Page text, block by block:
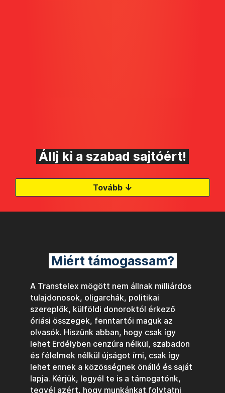
Állj ki a szabad sajtóért!
Tovább ↓
Miért támogassam?
A Transtelex mögött nem állnak milliárdos
tulajdonosok, oligarchák, politikai
szereplők, külföldi donoroktól érkező
óriási összegek, fenntartói maguk az
olvasók. Hiszünk abban, hogy csak így
lehet Erdélyben cenzúra nélkül, szabadon
és félelmek nélkül újságot írni, csak így
lehet ennek a közösségnek önálló és saját
lapja. Kérjük, legyél te is a támogatónk,
tegyél azért, hogy munkánkat folytatni